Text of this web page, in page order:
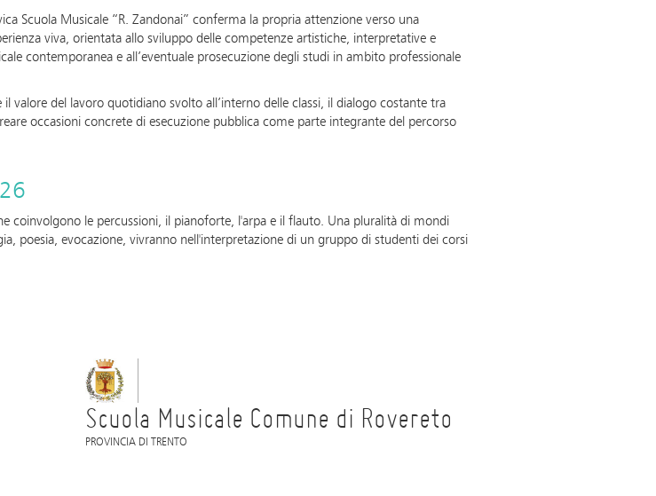
Scuola Musicale “R. Zandonai” conferma la propria attenzione verso una
viva, orientata allo sviluppo delle competenze artistiche, interpretative e
contemporanea e all’eventuale prosecuzione degli studi in ambito professionale
valore del lavoro quotidiano svolto all’interno delle classi, il dialogo costante tra
occasioni concrete di esecuzione pubblica come parte integrante del percorso
coinvolgono le percussioni, il pianoforte, l'arpa e il flauto. Una pluralità di mondi
poesia, evocazione, vivranno nell'interpretazione di un gruppo di studenti dei corsi
Scuola Musicale Comune di Rovereto
PROVINCIA DI TRENTO